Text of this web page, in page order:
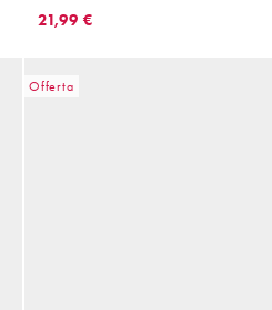
sintetica
21,99 €
Offerta